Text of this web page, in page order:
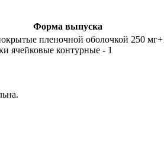
Форма выпуска
пленочной оболочкой 250
ячейковые контурные - 1